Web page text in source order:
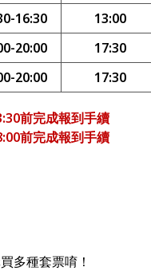
16:30 13:00
20:00 17:30
20:00 17:30
前完成報到手續
前完成報到手續
多種套票唷！